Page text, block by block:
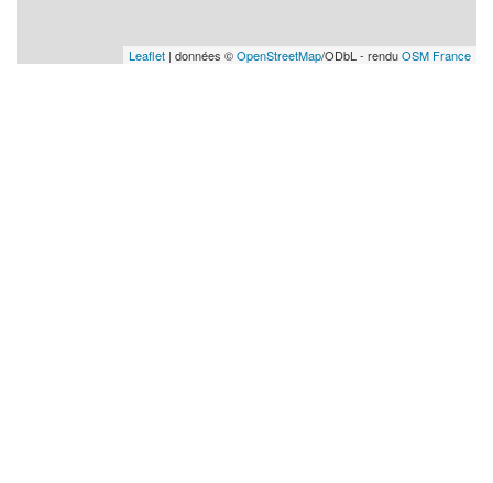
Leaflet | données ©OpenStreetMap/ODbL - renduOSM France